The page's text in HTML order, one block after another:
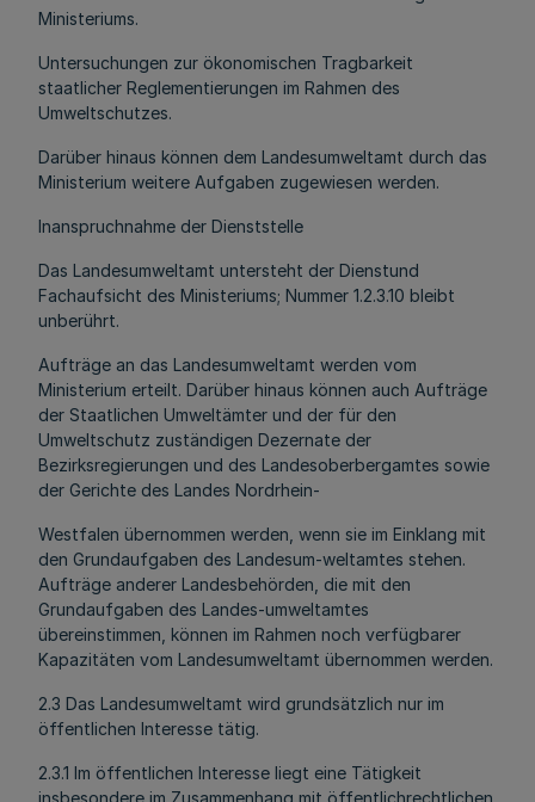
Ministeriums.
Untersuchungen zur ökonomischen Tragbarkeit
staatlicher Reglementierungen im Rahmen des
Umweltschutzes.
Darüber hinaus können dem Landesumweltamt durch das
Ministerium weitere Aufgaben zugewiesen werden.
Inanspruchnahme der Dienststelle
Das Landesumweltamt untersteht der Dienstund
Fachaufsicht des Ministeriums; Nummer 1.2.3.10 bleibt
unberührt.
Aufträge an das Landesumweltamt werden vom
Ministerium erteilt. Darüber hinaus können auch Aufträge
der Staatlichen Umweltämter und der für den
Umweltschutz zuständigen Dezernate der
Bezirksregierungen und des Landesoberbergamtes sowie
der Gerichte des Landes Nordrhein-
Westfalen übernommen werden, wenn sie im Einklang mit
den Grundaufgaben des Landesum-weltamtes stehen.
Aufträge anderer Landesbehörden, die mit den
Grundaufgaben des Landes-umweltamtes
übereinstimmen, können im Rahmen noch verfügbarer
Kapazitäten vom Landesumweltamt übernommen werden.
2.3 Das Landesumweltamt wird grundsätzlich nur im
öffentlichen Interesse tätig.
2.3.1 Im öffentlichen Interesse liegt eine Tätigkeit
insbesondere im Zusammenhang mit öffentlichrechtlichen